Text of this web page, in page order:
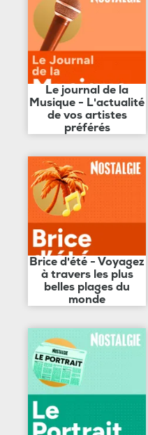
Le journal de la
Musique - L'actualité
de vos artistes
préférés
Brice d'été - Voyagez
à travers les plus
belles plages du
monde